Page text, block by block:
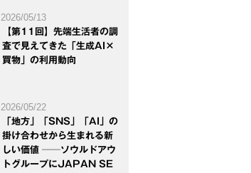
2026/05/13
【第11回】先端生活者の調
査で見えてきた「生成AI×
買物」の利用動向
2026/05/22
「地方」「SNS」「AI」の
掛け合わせから生まれる新
しい価値 ──ソウルドアウ
トグループにJAPAN SE